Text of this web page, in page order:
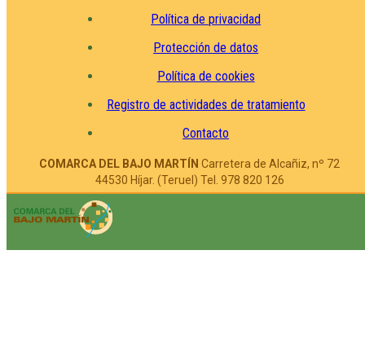
Política de privacidad
Protección de datos
Política de cookies
Registro de actividades de tratamiento
Contacto
COMARCA DEL BAJO MARTÍN Carretera de Alcañiz, nº 72
44530 Híjar. (Teruel) Tel. 978 820 126